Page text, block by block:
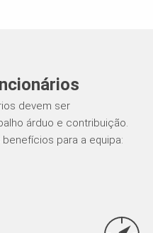
devem ser
árduo e contribuição.
para a equipa: